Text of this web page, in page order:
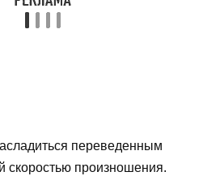
переведенным
скоростью произношения.